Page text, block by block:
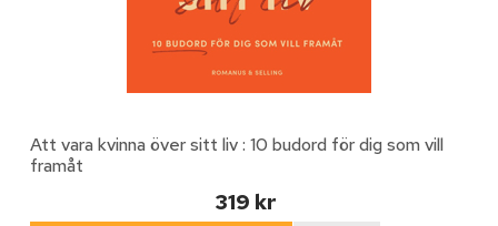
Att vara kvinna över sitt liv : 10 budord för dig som vill
framåt
319 kr